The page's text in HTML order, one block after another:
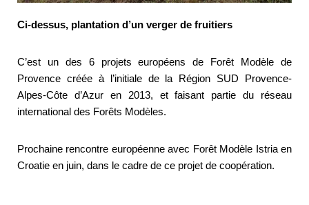
Ci-dessus, plantation d’un verger de fruitiers
C’est un des 6 projets européens de Forêt Modèle de
Provence créée à l’initiale de la Région SUD Provence-
Alpes-Côte d’Azur en 2013, et faisant partie du réseau
international des Forêts Modèles.
Prochaine rencontre européenne avec Forêt Modèle Istria en
Croatie en juin, dans le cadre de ce projet de coopération.